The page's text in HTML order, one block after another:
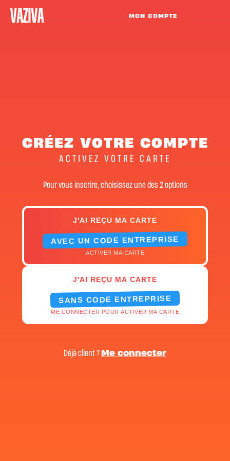
MON COMPTE
CRÉEZ VOTRE COMPTE
ACTIVEZ VOTRE CARTE
Pour vous inscrire, choisissez une des 2 options
J'AI REÇU MA CARTE
AVEC UN CODE ENTREPRISE
ACTIVER MA CARTE
J'AI REÇU MA CARTE
SANS CODE ENTREPRISE
ME CONNECTER POUR ACTIVER MA CARTE
Déjà client ? Me connecter